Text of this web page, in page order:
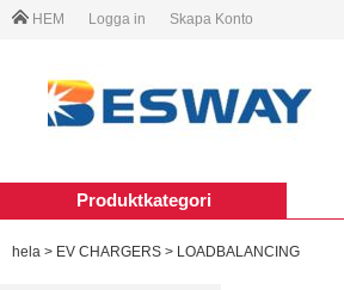
HEM Logga in Skapa Konto
Produktkategori
hela > EV CHARGERS > LOADBALANCING